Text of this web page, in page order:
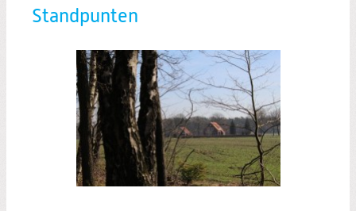
Standpunten